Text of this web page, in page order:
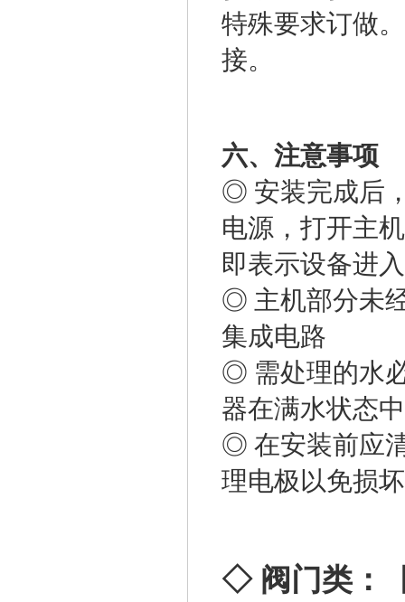
特殊要求订做
接。
六、注意事项
◎ 安装完成后
电源，打开主
即表示设备进
◎ 主机部分未
集成电路
◎ 需处理的水
器在满水状态
◎ 在安装前应
理电极以免损
◇ 阀门类：